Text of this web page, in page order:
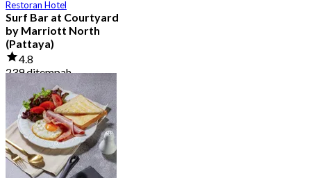
Restoran Hotel
Surf Bar at Courtyard
by Marriott North
(Pattaya)
4.8
239 ditempah
฿ 649.5